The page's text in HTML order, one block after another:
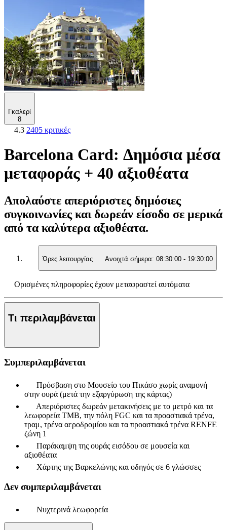
Γκαλερί
8
4.3 2405 κριτικές
Barcelona Card: Δημόσια μέσα
μεταφοράς + 40 αξιοθέατα
Απολαύστε απεριόριστες δημόσιες
συγκοινωνίες και δωρεάν είσοδο σε μερικά
από τα καλύτερα αξιοθέατα.
Ώρες λειτουργίας Ανοιχτά σήμερα: 08:30:00 - 19:30:00
Ορισμένες πληροφορίες έχουν μεταφραστεί αυτόματα
Τι περιλαμβάνεται
Συμπεριλαμβάνεται
Πρόσβαση στο Μουσείο του Πικάσο χωρίς αναμονή
στην ουρά (μετά την εξαργύρωση της κάρτας)
Απεριόριστες δωρεάν μετακινήσεις με το μετρό και τα
λεωφορεία TMB, την πόλη FGC και τα προαστιακά τρένα,
τραμ, τρένα αεροδρομίου και τα προαστιακά τρένα RENFE
ζώνη 1
Παράκαμψη της ουράς εισόδου σε μουσεία και
αξιοθέατα
Χάρτης της Βαρκελώνης και οδηγός σε 6 γλώσσες
Δεν συμπεριλαμβάνεται
Νυχτερινά λεωφορεία